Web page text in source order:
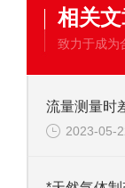
相关
致力于成为
2023-05-